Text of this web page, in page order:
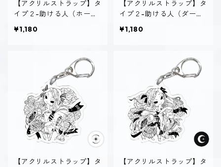
【アクリルストラップ】タ
イプ２-助ける人（ホーリ
¥1,180
【アクリルストラップ】タ
イプ２-助ける人（ダー
¥1,180
【アクリルストラップ】タ
【アクリルストラップ】タ